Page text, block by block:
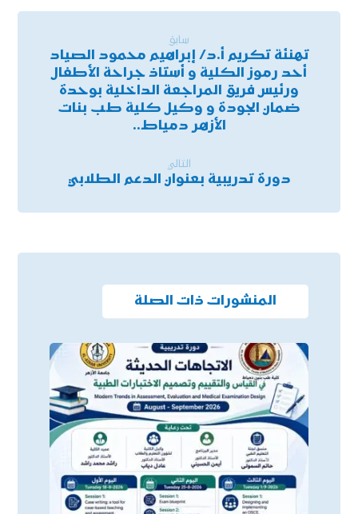
سابق
تهنئة تكريم أ.د/ إبراهيم محمود الصياد
أحد رموز الكلية و أستاذ جراحة الأطفال
ورئيس فريق المراجعة الداخلية بوحدة
ضمان الجودة و وكيل كلية طب بنات
الأزهر دمياط..
التالي
دورة تدريبية بعنوان الدعم الطلابي
المنشورات ذات الصلة